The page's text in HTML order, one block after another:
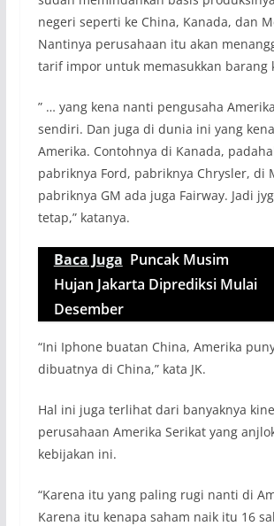
negeri seperti ke China, Kanada, dan
Nantinya perusahaan itu akan
tarif impor untuk memasukkan barang
” … yang kena nanti pengusaha
sendiri. Dan juga di dunia ini yang
Amerika. Contohnya di Kanada,
pabriknya Ford, pabriknya Chrysler, di
pabriknya GM ada juga Fairway. Jadi
tetap,” katanya.
Baca Juga Puncak Musim
Hujan Jakarta Diprediksi Mulai
Desember
“Ini Iphone buatan China, Amerika
dibuatnya di China,” kata JK.
Hal ini juga terlihat dari banyaknya
perusahaan Amerika Serikat yang
kebijakan ini.
“Karena itu yang paling rugi nanti di
Karena itu kenapa saham naik itu 16